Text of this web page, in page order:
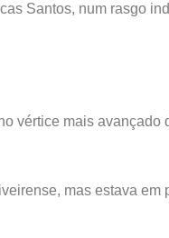
Santos, num rasgo
vértice mais avançado
mas estava em